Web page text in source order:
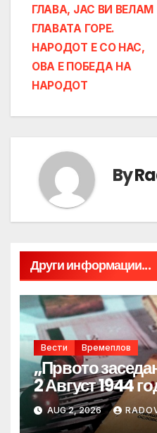
ГЛАВА, ЈАС ВИ ВЕЛАМ
ГЛАВАТА ГОРЕ.
НАРОДОТ Е СО НАС,
ОВА Е ПОБЕДА НА
НАРОДОТ
By
Други информации...
Вести Времеплов
„Првото
2 Август 1944
AUG 2, 2026